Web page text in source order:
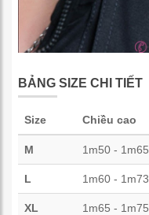
BẢNG SIZE CHI TIẾT
Size Chiều cao
M 1m50 - 1m65
L 1m60 - 1m73
XL 1m65 - 1m75